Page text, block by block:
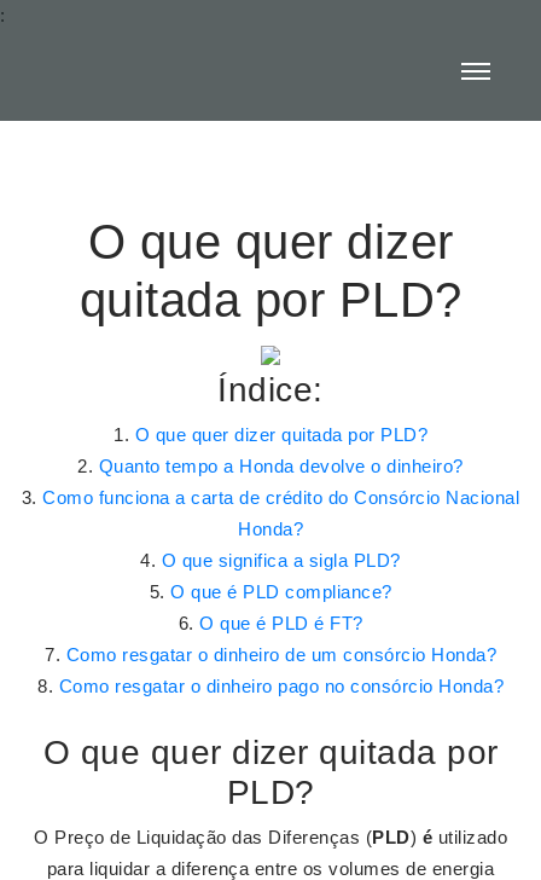
:
O que quer dizer
quitada por PLD?
Índice:
O que quer dizer quitada por PLD?
Quanto tempo a Honda devolve o dinheiro?
Como funciona a carta de crédito do Consórcio Nacional
Honda?
O que significa a sigla PLD?
O que é PLD compliance?
O que é PLD é FT?
Como resgatar o dinheiro de um consórcio Honda?
Como resgatar o dinheiro pago no consórcio Honda?
O que quer dizer quitada por
PLD?
O Preço de Liquidação das Diferenças (PLD) é utilizado
para liquidar a diferença entre os volumes de energia